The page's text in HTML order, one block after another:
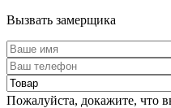
Вызвать замерщика
Пожалуйста, докажите, что